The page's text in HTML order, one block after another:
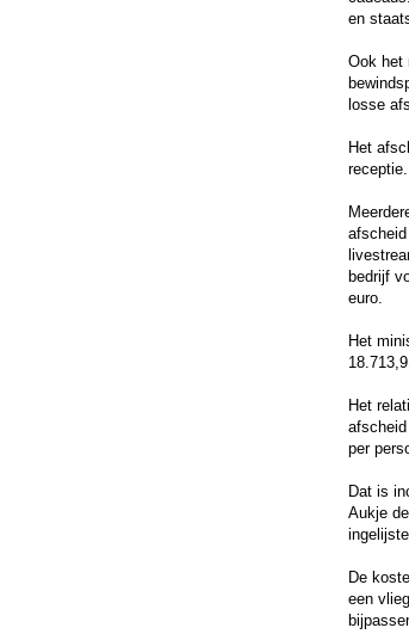
en
Ook het
losse
Het
bedrijf
euro.
Het
Het
per
Dat is
Aukje
De
een